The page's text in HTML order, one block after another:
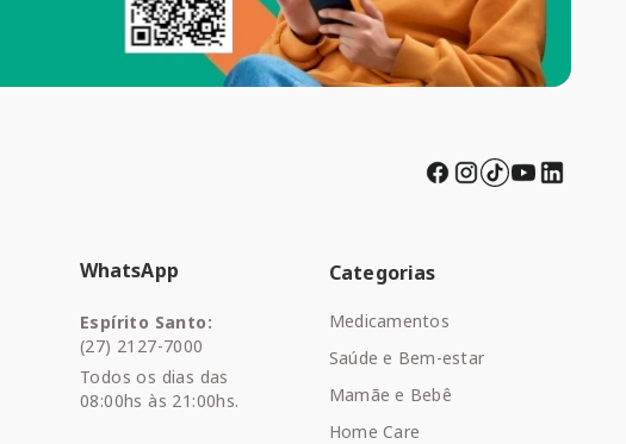
WhatsApp
Espírito Santo:
(27) 2127-7000
Todos os dias das
08:00hs às 21:00hs.
Categorias
Medicamentos
Saúde e Bem-estar
Mamãe e Bebê
Home Care